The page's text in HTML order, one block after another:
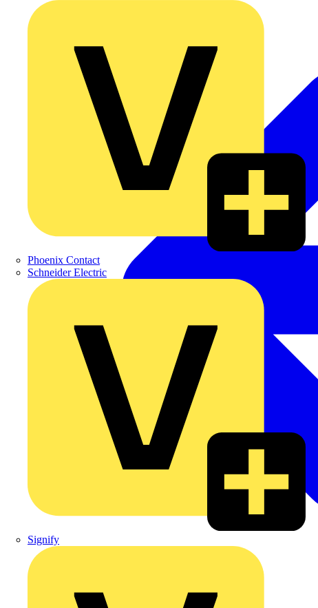
Phoenix Contact
Schneider Electric
Signify